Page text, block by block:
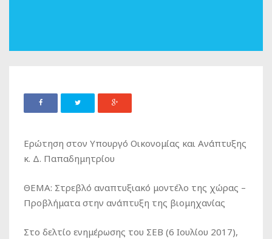
Ερώτηση στον Υπουργό Οικονομίας και Ανάπτυξης
κ. Δ. Παπαδημητρίου
ΘΕΜΑ: Στρεβλό αναπτυξιακό μοντέλο της χώρας –
Προβλήματα στην ανάπτυξη της βιομηχανίας
Στο δελτίο ενημέρωσης του ΣΕΒ (6 Ιουλίου 2017),